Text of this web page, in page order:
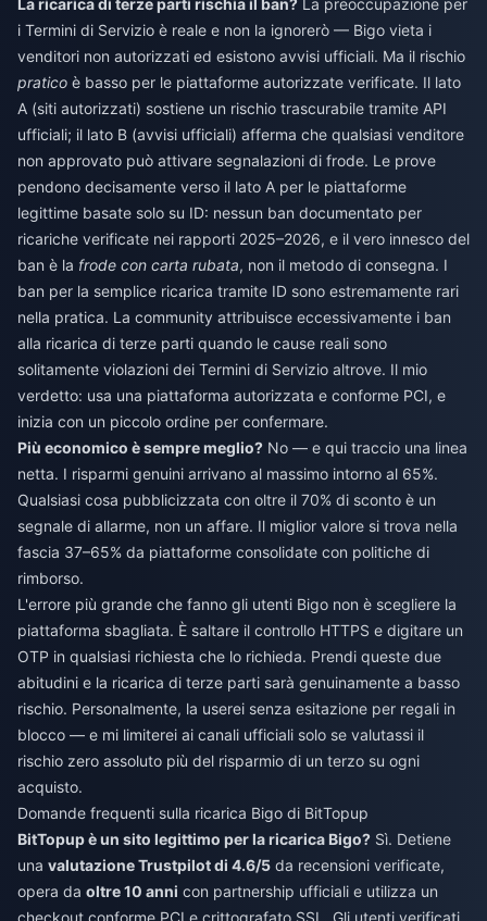
i Termini di Servizio è reale e non la ignorerò — Bigo vieta i
venditori non autorizzati ed esistono avvisi ufficiali. Ma il rischio
pratico è basso per le piattaforme autorizzate verificate. Il lato
A (siti autorizzati) sostiene un rischio trascurabile tramite API
ufficiali; il lato B (avvisi ufficiali) afferma che qualsiasi venditore
non approvato può attivare segnalazioni di frode. Le prove
pendono decisamente verso il lato A per le piattaforme
legittime basate solo su ID: nessun ban documentato per
ricariche verificate nei rapporti 2025–2026, e il vero innesco del
ban è la frode con carta rubata, non il metodo di consegna. I
ban per la semplice ricarica tramite ID sono estremamente rari
nella pratica. La community attribuisce eccessivamente i ban
alla ricarica di terze parti quando le cause reali sono
solitamente violazioni dei Termini di Servizio altrove. Il mio
verdetto: usa una piattaforma autorizzata e conforme PCI, e
inizia con un piccolo ordine per confermare.
Più economico è sempre meglio? No — e qui traccio una linea
netta. I risparmi genuini arrivano al massimo intorno al 65%.
Qualsiasi cosa pubblicizzata con oltre il 70% di sconto è un
segnale di allarme, non un affare. Il miglior valore si trova nella
fascia 37–65% da piattaforme consolidate con politiche di
rimborso.
L'errore più grande che fanno gli utenti Bigo non è scegliere la
piattaforma sbagliata. È saltare il controllo HTTPS e digitare un
OTP in qualsiasi richiesta che lo richieda. Prendi queste due
abitudini e la ricarica di terze parti sarà genuinamente a basso
rischio. Personalmente, la userei senza esitazione per regali in
blocco — e mi limiterei ai canali ufficiali solo se valutassi il
rischio zero assoluto più del risparmio di un terzo su ogni
acquisto.
Domande frequenti sulla ricarica Bigo di BitTopup
BitTopup è un sito legittimo per la ricarica Bigo? Sì. Detiene
una valutazione Trustpilot di 4.6/5 da recensioni verificate,
opera da oltre 10 anni con partnership ufficiali e utilizza un
checkout conforme PCI e crittografato SSL. Gli utenti verificati